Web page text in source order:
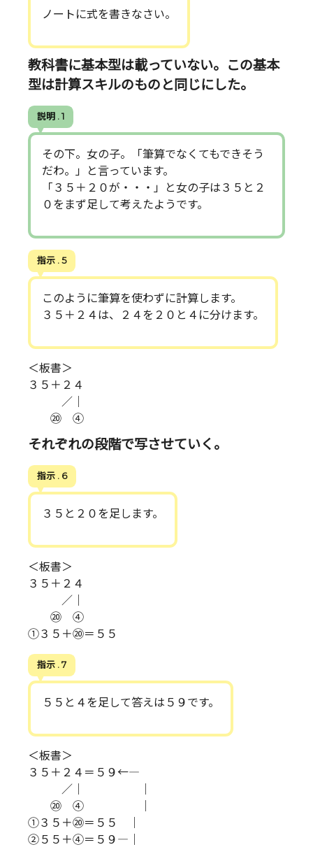
ノートに式を書きなさい。
教科書に基本型は載っていない。この基本
型は計算スキルのものと同じにした。
説明 . 1
その下。女の子。「筆算でなくてもできそう
だわ。」と言っています。
「３５＋２０が・・・」と女の子は３５と２
０をまず足して考えたようです。
指示 . 5
このように筆算を使わずに計算します。
３５＋２４は、２４を２０と４に分けます。
＜板書＞
３５＋２４
／｜
⑳ ④
それぞれの段階で写させていく。
指示 . 6
３５と２０を足します。
＜板書＞
３５＋２４
／｜
⑳ ④
①３５＋⑳＝５５
指示 . 7
５５と４を足して答えは５９です。
＜板書＞
３５＋２４＝５９←―
／｜ ｜
⑳ ④ ｜
①３５＋⑳＝５５ ｜
②５５＋④＝５９―｜